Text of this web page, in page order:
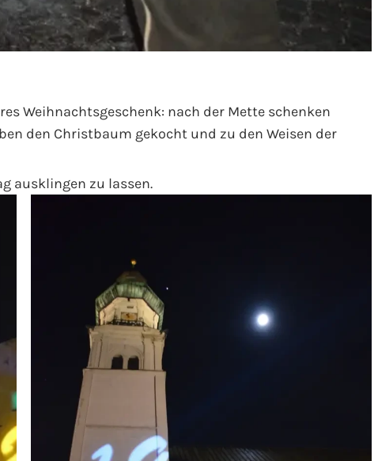
Weihnachtsgeschenk: nach der Mette schenken
den Christbaum gekocht und zu den Weisen der
ausklingen zu lassen.